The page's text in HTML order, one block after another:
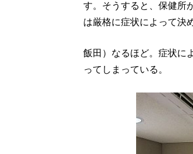
す。そうすると、保健所
は厳格に症状によって決
飯田）なるほど。症状に
ってしまっている。